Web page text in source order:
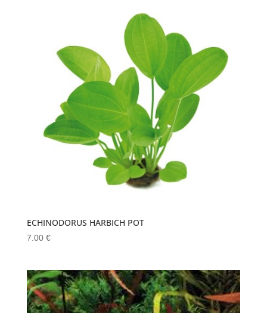
ECHINODORUS HARBICH POT
7.00 €